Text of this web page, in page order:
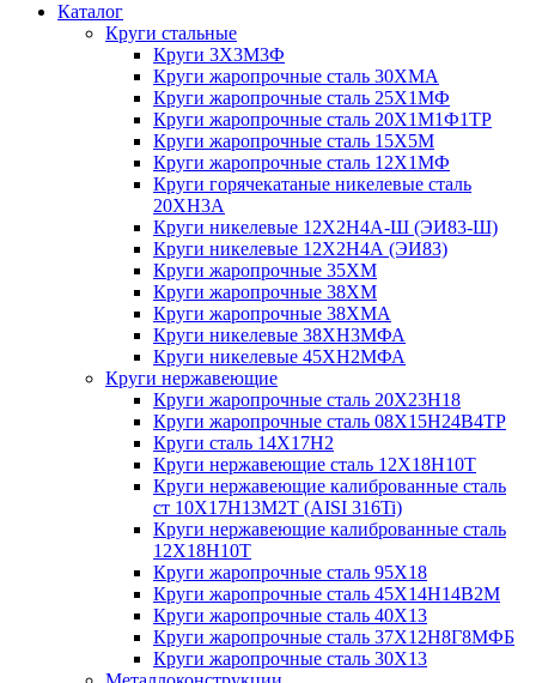
Каталог
Круги стальные
Круги 3Х3М3Ф
Круги жаропрочные сталь 30ХМА
Круги жаропрочные сталь 25Х1МФ
Круги жаропрочные сталь 20Х1М1Ф1ТР
Круги жаропрочные сталь 15Х5М
Круги жаропрочные сталь 12Х1МФ
Круги горячекатаные никелевые сталь
20ХН3А
Круги никелевые 12Х2Н4А-Ш (ЭИ83-Ш)
Круги никелевые 12Х2Н4А (ЭИ83)
Круги жаропрочные 35ХМ
Круги жаропрочные 38ХМ
Круги жаропрочные 38ХМА
Круги никелевые 38XH3MФА
Круги никелевые 45ХН2МФА
Круги нержавеющие
Круги жаропрочные сталь 20Х23Н18
Круги жаропрочные сталь 08Х15Н24В4ТР
Круги сталь 14Х17Н2
Круги нержавеющие сталь 12Х18Н10Т
Круги нержавеющие калиброванные сталь
ст 10Х17Н13М2Т (AISI 316Ti)
Круги нержавеющие калиброванные сталь
12Х18Н10Т
Круги жаропрочные сталь 95Х18
Круги жаропрочные сталь 45Х14Н14В2М
Круги жаропрочные сталь 40Х13
Круги жаропрочные сталь 37Х12Н8Г8МФБ
Круги жаропрочные сталь 30Х13